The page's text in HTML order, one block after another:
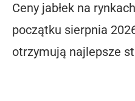
Ceny jabłek na
początku sierpnia
otrzymują najlepsze